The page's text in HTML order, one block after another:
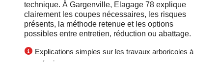
technique. À Gargenville, Elagage 78 explique
clairement les coupes nécessaires, les risques
présents, la méthode retenue et les options
possibles entre entretien, réduction ou abattage.
Explications simples sur les travaux arboricoles à